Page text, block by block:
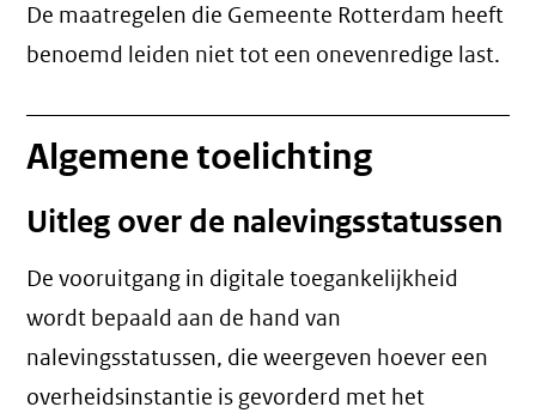
De maatregelen die Gemeente Rotterdam heeft
benoemd leiden niet tot een onevenredige last.
Algemene toelichting
Uitleg over de nalevingsstatussen
De vooruitgang in digitale toegankelijkheid
wordt bepaald aan de hand van
nalevingsstatussen, die weergeven hoever een
overheidsinstantie is gevorderd met het